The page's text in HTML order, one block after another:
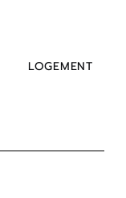
LOGEMENT